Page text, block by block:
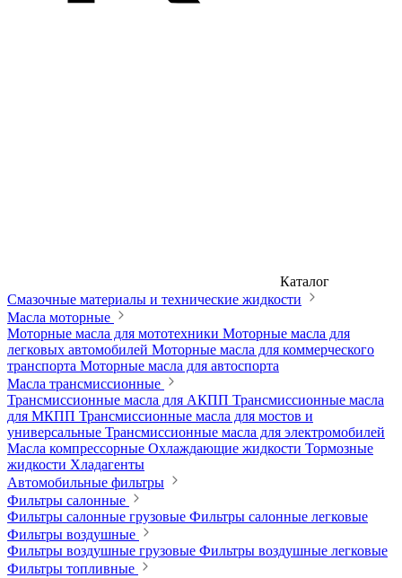
Каталог
Смазочные материалы и технические жидкости
Масла моторные
Моторные масла для мототехники Моторные масла для
легковых автомобилей Моторные масла для коммерческого
транспорта Моторные масла для автоспорта
Масла трансмиссионные
Трансмиссионные масла для АКПП Трансмиссионные масла
для МКПП Трансмиссионные масла для мостов и
универсальные Трансмиссионные масла для электромобилей
Масла компрессорные Охлаждающие жидкости Тормозные
жидкости Хладагенты
Автомобильные фильтры
Фильтры салонные
Фильтры салонные грузовые Фильтры салонные легковые
Фильтры воздушные
Фильтры воздушные грузовые Фильтры воздушные легковые
Фильтры топливные